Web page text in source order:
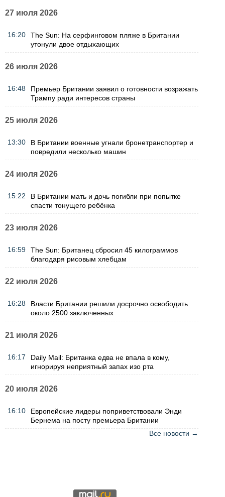
27 июля 2026
16:20
The Sun: На серфинговом пляже в Британии
утонули двое отдыхающих
26 июля 2026
16:48
Премьер Британии заявил о готовности возражать
Трампу ради интересов страны
25 июля 2026
13:30
В Британии военные угнали бронетранспортер и
повредили несколько машин
24 июля 2026
15:22
В Британии мать и дочь погибли при попытке
спасти тонущего ребёнка
23 июля 2026
16:59
The Sun: Британец сбросил 45 килограммов
благодаря рисовым хлебцам
22 июля 2026
16:28
Власти Британии решили досрочно освободить
около 2500 заключенных
21 июля 2026
16:17
Daily Mail: Британка едва не впала в кому,
игнорируя неприятный запах изо рта
20 июля 2026
16:10
Европейские лидеры поприветствовали Энди
Бернема на посту премьера Британии
Все новости →